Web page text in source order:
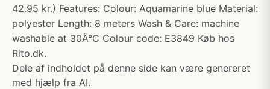
42.95 kr.) Features: Colour: Aquamarine blue Material:
polyester Length: 8 meters Wash & Care: machine
washable at 30Â°C Colour code: E3849 Køb hos
Rito.dk.
Dele af indholdet på denne side kan være genereret
med hjælp fra AI.